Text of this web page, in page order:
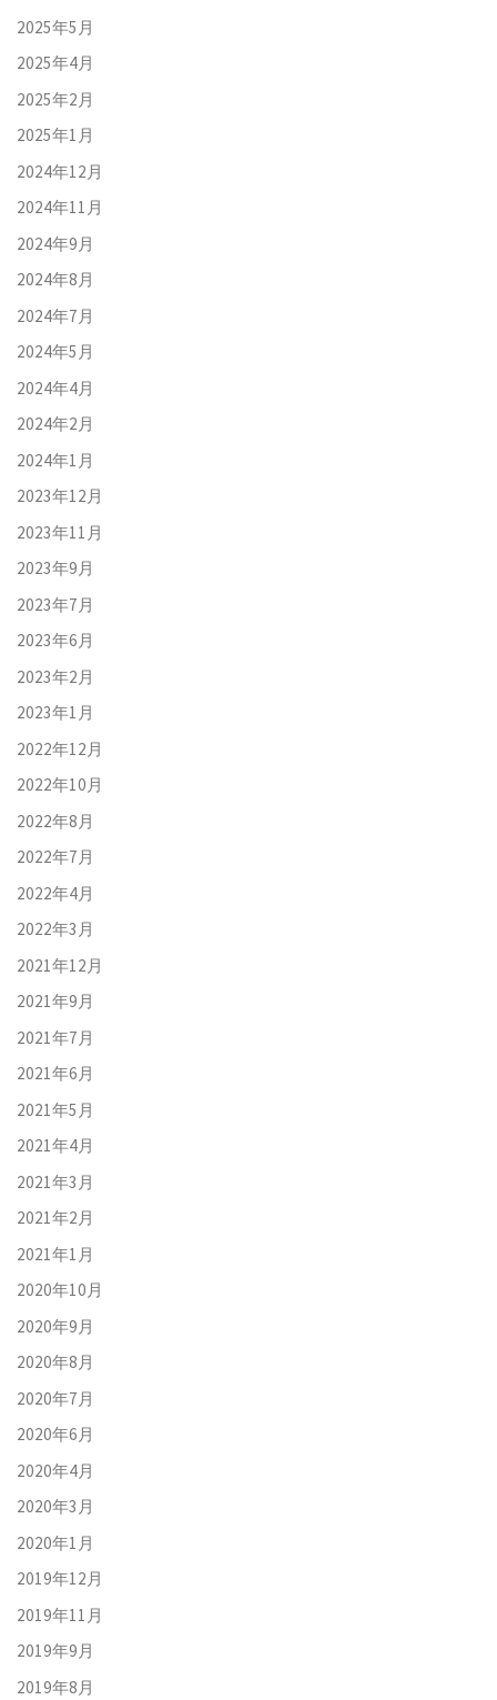
2025年5月
2025年4月
2025年2月
2025年1月
2024年12月
2024年11月
2024年9月
2024年8月
2024年7月
2024年5月
2024年4月
2024年2月
2024年1月
2023年12月
2023年11月
2023年9月
2023年7月
2023年6月
2023年2月
2023年1月
2022年12月
2022年10月
2022年8月
2022年7月
2022年4月
2022年3月
2021年12月
2021年9月
2021年7月
2021年6月
2021年5月
2021年4月
2021年3月
2021年2月
2021年1月
2020年10月
2020年9月
2020年8月
2020年7月
2020年6月
2020年4月
2020年3月
2020年1月
2019年12月
2019年11月
2019年9月
2019年8月